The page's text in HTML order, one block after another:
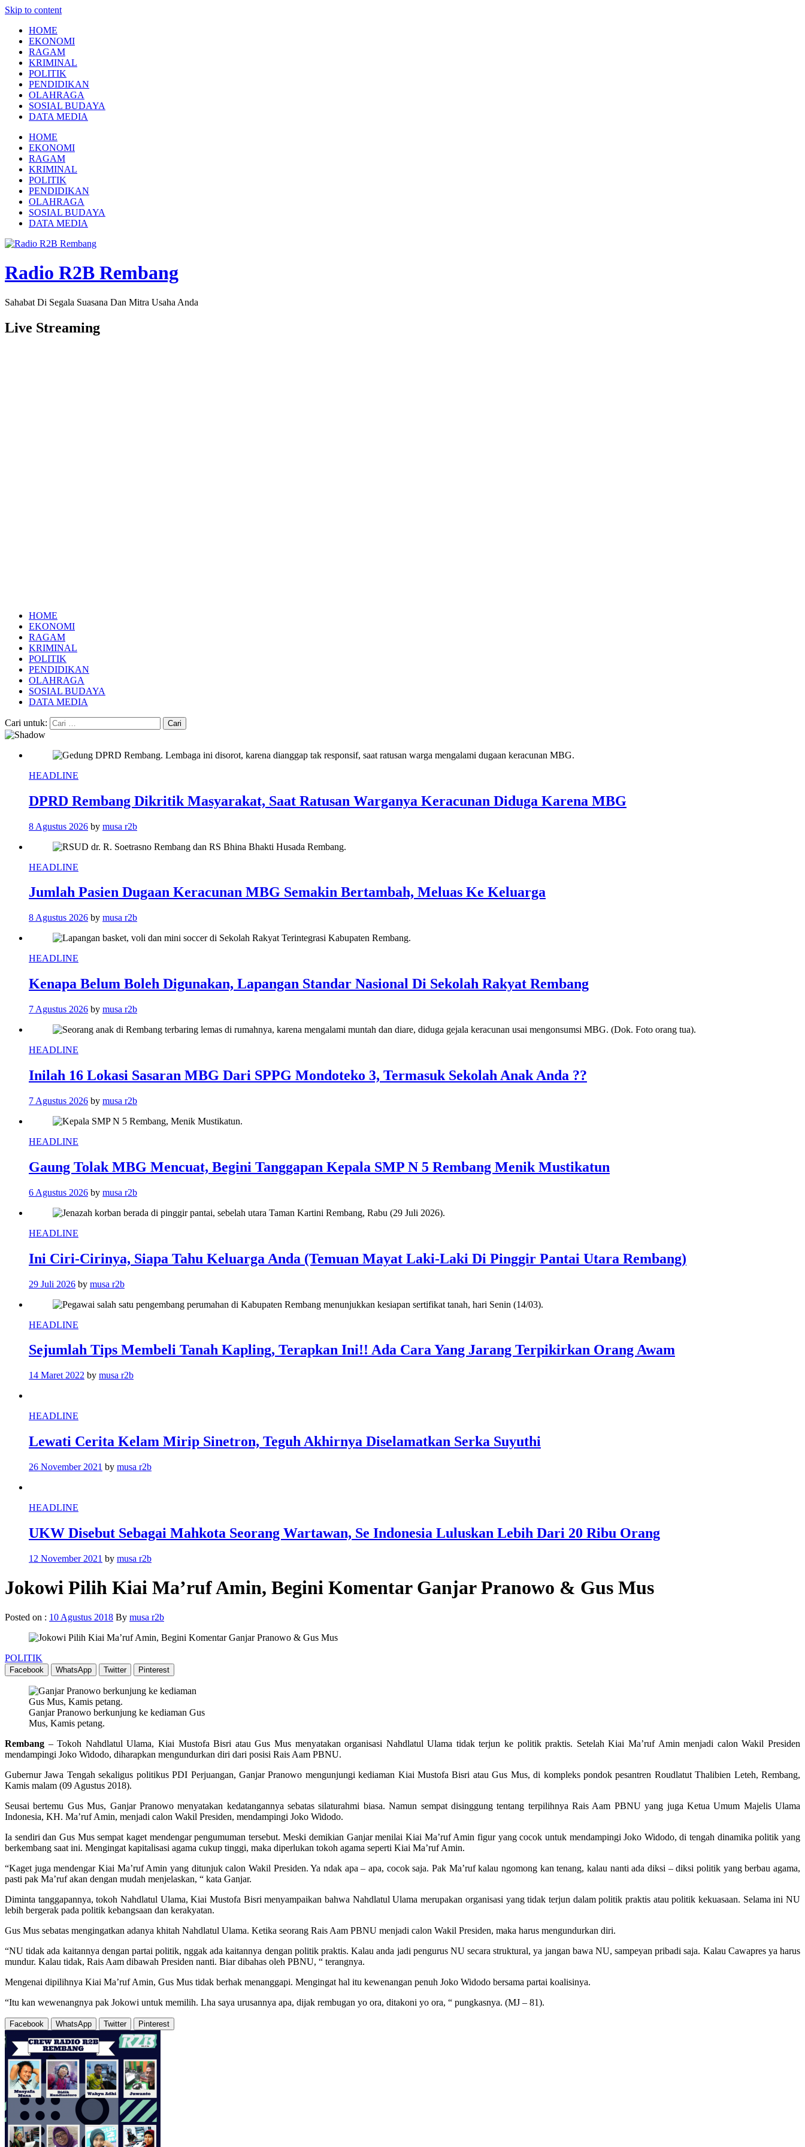
Skip to content
HOME
EKONOMI
RAGAM
KRIMINAL
POLITIK
PENDIDIKAN
OLAHRAGA
SOSIAL BUDAYA
DATA MEDIA
HOME
EKONOMI
RAGAM
KRIMINAL
POLITIK
PENDIDIKAN
OLAHRAGA
SOSIAL BUDAYA
DATA MEDIA
Radio R2B Rembang
Sahabat Di Segala Suasana Dan Mitra Usaha Anda
Live Streaming
HOME
EKONOMI
RAGAM
KRIMINAL
POLITIK
PENDIDIKAN
OLAHRAGA
SOSIAL BUDAYA
DATA MEDIA
Cari untuk:
HEADLINE
DPRD Rembang Dikritik Masyarakat, Saat Ratusan Warganya Keracunan Diduga Karena MBG
8 Agustus 2026 by musa r2b
HEADLINE
Jumlah Pasien Dugaan Keracunan MBG Semakin Bertambah, Meluas Ke Keluarga
8 Agustus 2026 by musa r2b
HEADLINE
Kenapa Belum Boleh Digunakan, Lapangan Standar Nasional Di Sekolah Rakyat Rembang
7 Agustus 2026 by musa r2b
HEADLINE
Inilah 16 Lokasi Sasaran MBG Dari SPPG Mondoteko 3, Termasuk Sekolah Anak Anda ??
7 Agustus 2026 by musa r2b
HEADLINE
Gaung Tolak MBG Mencuat, Begini Tanggapan Kepala SMP N 5 Rembang Menik Mustikatun
6 Agustus 2026 by musa r2b
HEADLINE
Ini Ciri-Cirinya, Siapa Tahu Keluarga Anda (Temuan Mayat Laki-Laki Di Pinggir Pantai Utara Rembang)
29 Juli 2026 by musa r2b
HEADLINE
Sejumlah Tips Membeli Tanah Kapling, Terapkan Ini!! Ada Cara Yang Jarang Terpikirkan Orang Awam
14 Maret 2022 by musa r2b
HEADLINE
Lewati Cerita Kelam Mirip Sinetron, Teguh Akhirnya Diselamatkan Serka Suyuthi
26 November 2021 by musa r2b
HEADLINE
UKW Disebut Sebagai Mahkota Seorang Wartawan, Se Indonesia Luluskan Lebih Dari 20 Ribu Orang
12 November 2021 by musa r2b
Jokowi Pilih Kiai Ma’ruf Amin, Begini Komentar Ganjar Pranowo & Gus Mus
Posted on : 10 Agustus 2018 By musa r2b
POLITIK
Facebook WhatsApp Twitter Pinterest
Ganjar Pranowo berkunjung ke kediaman Gus
Mus, Kamis petang.
Rembang – Tokoh Nahdlatul Ulama, Kiai Mustofa Bisri atau Gus Mus menyatakan organisasi Nahdlatul Ulama tidak terjun ke politik praktis. Setelah Kiai Ma’ruf Amin menjadi calon Wakil Presiden
mendampingi Joko Widodo, diharapkan mengundurkan diri dari posisi Rais Aam PBNU.
Gubernur Jawa Tengah sekaligus politikus PDI Perjuangan, Ganjar Pranowo mengunjungi kediaman Kiai Mustofa Bisri atau Gus Mus, di kompleks pondok pesantren Roudlatut Thalibien Leteh, Rembang,
Kamis malam (09 Agustus 2018).
Seusai bertemu Gus Mus, Ganjar Pranowo menyatakan kedatangannya sebatas silaturahmi biasa. Namun sempat disinggung tentang terpilihnya Rais Aam PBNU yang juga Ketua Umum Majelis Ulama
Indonesia, KH. Ma’ruf Amin, menjadi calon Wakil Presiden, mendampingi Joko Widodo.
Ia sendiri dan Gus Mus sempat kaget mendengar pengumuman tersebut. Meski demikian Ganjar menilai Kiai Ma’ruf Amin figur yang cocok untuk mendampingi Joko Widodo, di tengah dinamika politik yang
berkembang saat ini. Mengingat kapitalisasi agama cukup tinggi, maka diperlukan tokoh agama seperti Kiai Ma’ruf Amin.
“Kaget juga mendengar Kiai Ma’ruf Amin yang ditunjuk calon Wakil Presiden. Ya ndak apa – apa, cocok saja. Pak Ma’ruf kalau ngomong kan tenang, kalau nanti ada diksi – diksi politik yang berbau agama,
pasti pak Ma’ruf akan dengan mudah menjelaskan, “ kata Ganjar.
Diminta tanggapannya, tokoh Nahdlatul Ulama, Kiai Mustofa Bisri menyampaikan bahwa Nahdlatul Ulama merupakan organisasi yang tidak terjun dalam politik praktis atau politik kekuasaan. Selama ini NU
lebih bergerak pada politik kebangsaan dan kerakyatan.
Gus Mus sebatas mengingatkan adanya khitah Nahdlatul Ulama. Ketika seorang Rais Aam PBNU menjadi calon Wakil Presiden, maka harus mengundurkan diri.
“NU tidak ada kaitannya dengan partai politik, nggak ada kaitannya dengan politik praktis. Kalau anda jadi pengurus NU secara struktural, ya jangan bawa NU, sampeyan pribadi saja. Kalau Cawapres ya harus
mundur. Kalau tidak, Rais Aam dibawah Presiden nanti. Biar dibahas oleh PBNU, “ terangnya.
Mengenai dipilihnya Kiai Ma’ruf Amin, Gus Mus tidak berhak menanggapi. Mengingat hal itu kewenangan penuh Joko Widodo bersama partai koalisinya.
“Itu kan wewenangnya pak Jokowi untuk memilih. Lha saya urusannya apa, dijak rembugan yo ora, ditakoni yo ora, “ pungkasnya. (MJ – 81).
Facebook WhatsApp Twitter Pinterest